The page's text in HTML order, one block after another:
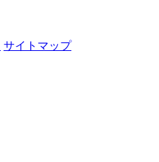
サイトマップ